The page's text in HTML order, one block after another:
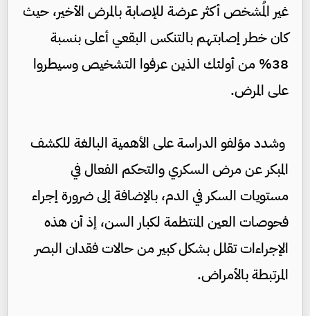
غير المُشخص أكثر عرضة للإصابة بالمرض الأخير، حيث
كان خطر إصابتهم بالتنكس البقعي أعلى بنسبة
38% من أولئك الذين عرفوا التشخيص وسيطروا
على المرض.
وشدد مؤلفو الدراسة على الأهمية البالغة للكشف
المبكر عن مرض السكري والتحكم الفعال في
مستويات السكر في الدم، بالإضافة إلى ضرورة إجراء
فحوصات العين المنتظمة لكبار السن، إذ أن هذه
الإجراءات تقلل بشكل كبير من حالات فقدان البصر
المرتبطة بالأمراض.